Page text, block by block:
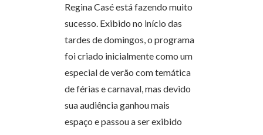
Regina Casé está fazendo muito
sucesso. Exibido no início das
tardes de domingos, o programa
foi criado inicialmente como um
especial de verão com temática
de férias e carnaval, mas devido
sua audiência ganhou mais
espaço e passou a ser exibido